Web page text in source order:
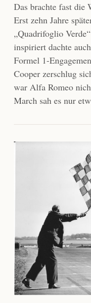
Das brachte fast die
Erst zehn Jahre
„Quadrifoglio
inspiriert dachte
Formel 1-
Cooper zerschlug
war Alfa Romeo
March sah es nur